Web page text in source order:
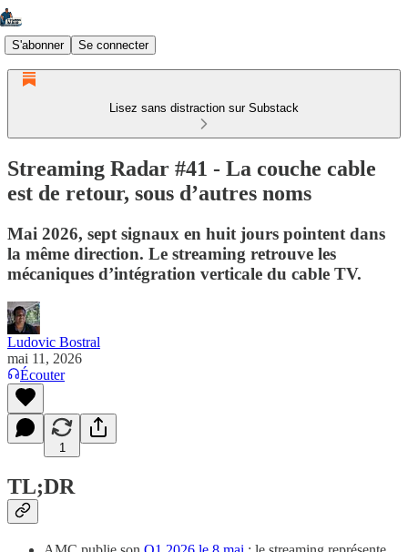
S'abonner Se connecter
Lisez sans distraction sur Substack
Streaming Radar #41 - La couche cable
est de retour, sous d’autres noms
Mai 2026, sept signaux en huit jours pointent dans
la même direction. Le streaming retrouve les
mécaniques d’intégration verticale du cable TV.
Ludovic Bostral
mai 11, 2026
Écouter
1
TL;DR